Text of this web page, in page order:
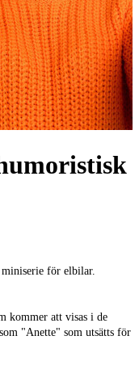
för elbilar.
kommer att visas i de
"Anette" som utsätts för